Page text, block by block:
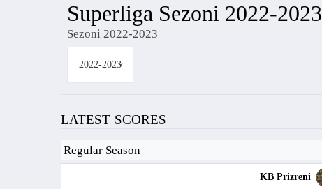
Superliga Sezoni 2022-2023
Sezoni 2022-2023
LATEST SCORES
Regular Season
KB Prizreni